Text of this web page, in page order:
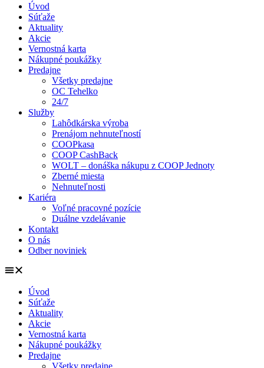
Úvod
Súťaže
Aktuality
Akcie
Vernostná karta
Nákupné poukážky
Predajne
Všetky predajne
OC Tehelko
24/7
Služby
Lahôdkárska výroba
Prenájom nehnuteľností
COOPkasa
COOP CashBack
WOLT – donáška nákupu z COOP Jednoty
Zberné miesta
Nehnuteľnosti
Kariéra
Voľné pracovné pozície
Duálne vzdelávanie
Kontakt
O nás
Odber noviniek
Úvod
Súťaže
Aktuality
Akcie
Vernostná karta
Nákupné poukážky
Predajne
Všetky predajne